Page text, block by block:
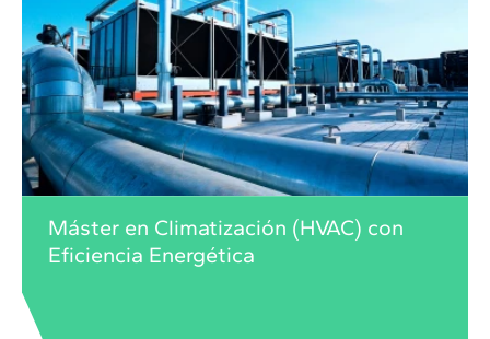
Máster en Climatización (HVAC) con
Eficiencia Energética